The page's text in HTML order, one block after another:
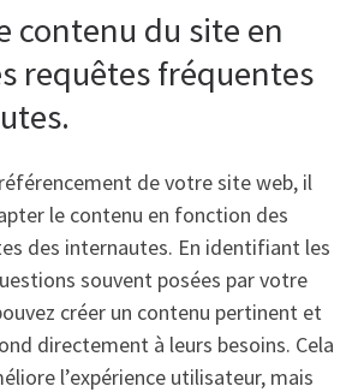
contenu du site en
requêtes fréquentes
de votre site web, il
le contenu en fonction des
des internautes. En identifiant les
souvent posées par votre
créer un contenu pertinent et
directement à leurs besoins. Cela
l’expérience utilisateur, mais